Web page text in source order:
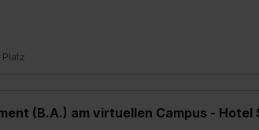
Platz
(B.A.) am virtuellen Campus - Hotel